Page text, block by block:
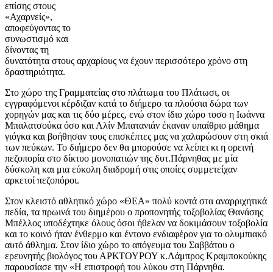
επίσης στους
«Αχαρνείς»,
αποφεύγοντας το
συνωστισμό και
δίνοντας τη
δυνατότητα στους αρχαρίους να έχουν περισσότερο χρόνο στη
δραστηριότητα.
Στο χώρο της Γραμματείας στο πλάτωμα του Πλάτωσι, οι
εγγραφόμενοι κέρδιζαν κατά το διήμερο τα πλούσια δώρα των
χορηγών μας και τις δύο μέρες, ενώ στον ίδιο χώρο τοσο η Ιωάννα
Μπαλατσούκα όσο και Αλίν Μπατανιάν έκαναν υπαίθριο μάθημα
γιόγκα και βοήθησαν τους επισκέπτες μας να χαλαρώσουν στη σκιά
των πεύκων. Το διήμερο δεν θα μπορούσε να λείπει κι η ορεινή
πεζοπορία στο δίκτυο μονοπατιών της δυτ.Πάρνηθας με μία
δύσκολη και μια εύκολη διαδρομή στις οποίες συμμετείχαν
αρκετοί πεζοπόροι.
Στον κλειστό αθλητικό χώρο «ΘΕΑ» πολύ κοντά στα αναρριχητικά
πεδία, τα πρωινά του διημέρου ο προπονητής τοξοβολίας Θανάσης
Μπέλλος υποδέχτηκε όλους όσοι ήθελαν να δοκιμάσουν τοξοβολία
και το κοινό ήταν ένθερμο και έντονο ενδιαφέρον για το ολυμπιακό
αυτό άθλημα. Στον ίδιο χώρο το απόγευμα του Σαββάτου ο
ερευνητής βιολόγος του ΑΡΚΤΟΥΡΟΥ κ.Λάμπρος Κραμποκούκης
παρουσίασε την «Η επιστροφή του λύκου στη Πάρνηθα.